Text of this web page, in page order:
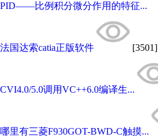
PID——比例积分微分作用的特征...
法国达索catia正版软件 [3501]
CVI4.0/5.0调用VC++6.0编译生...
哪里有三菱F930GOT-BWD-C触摸...